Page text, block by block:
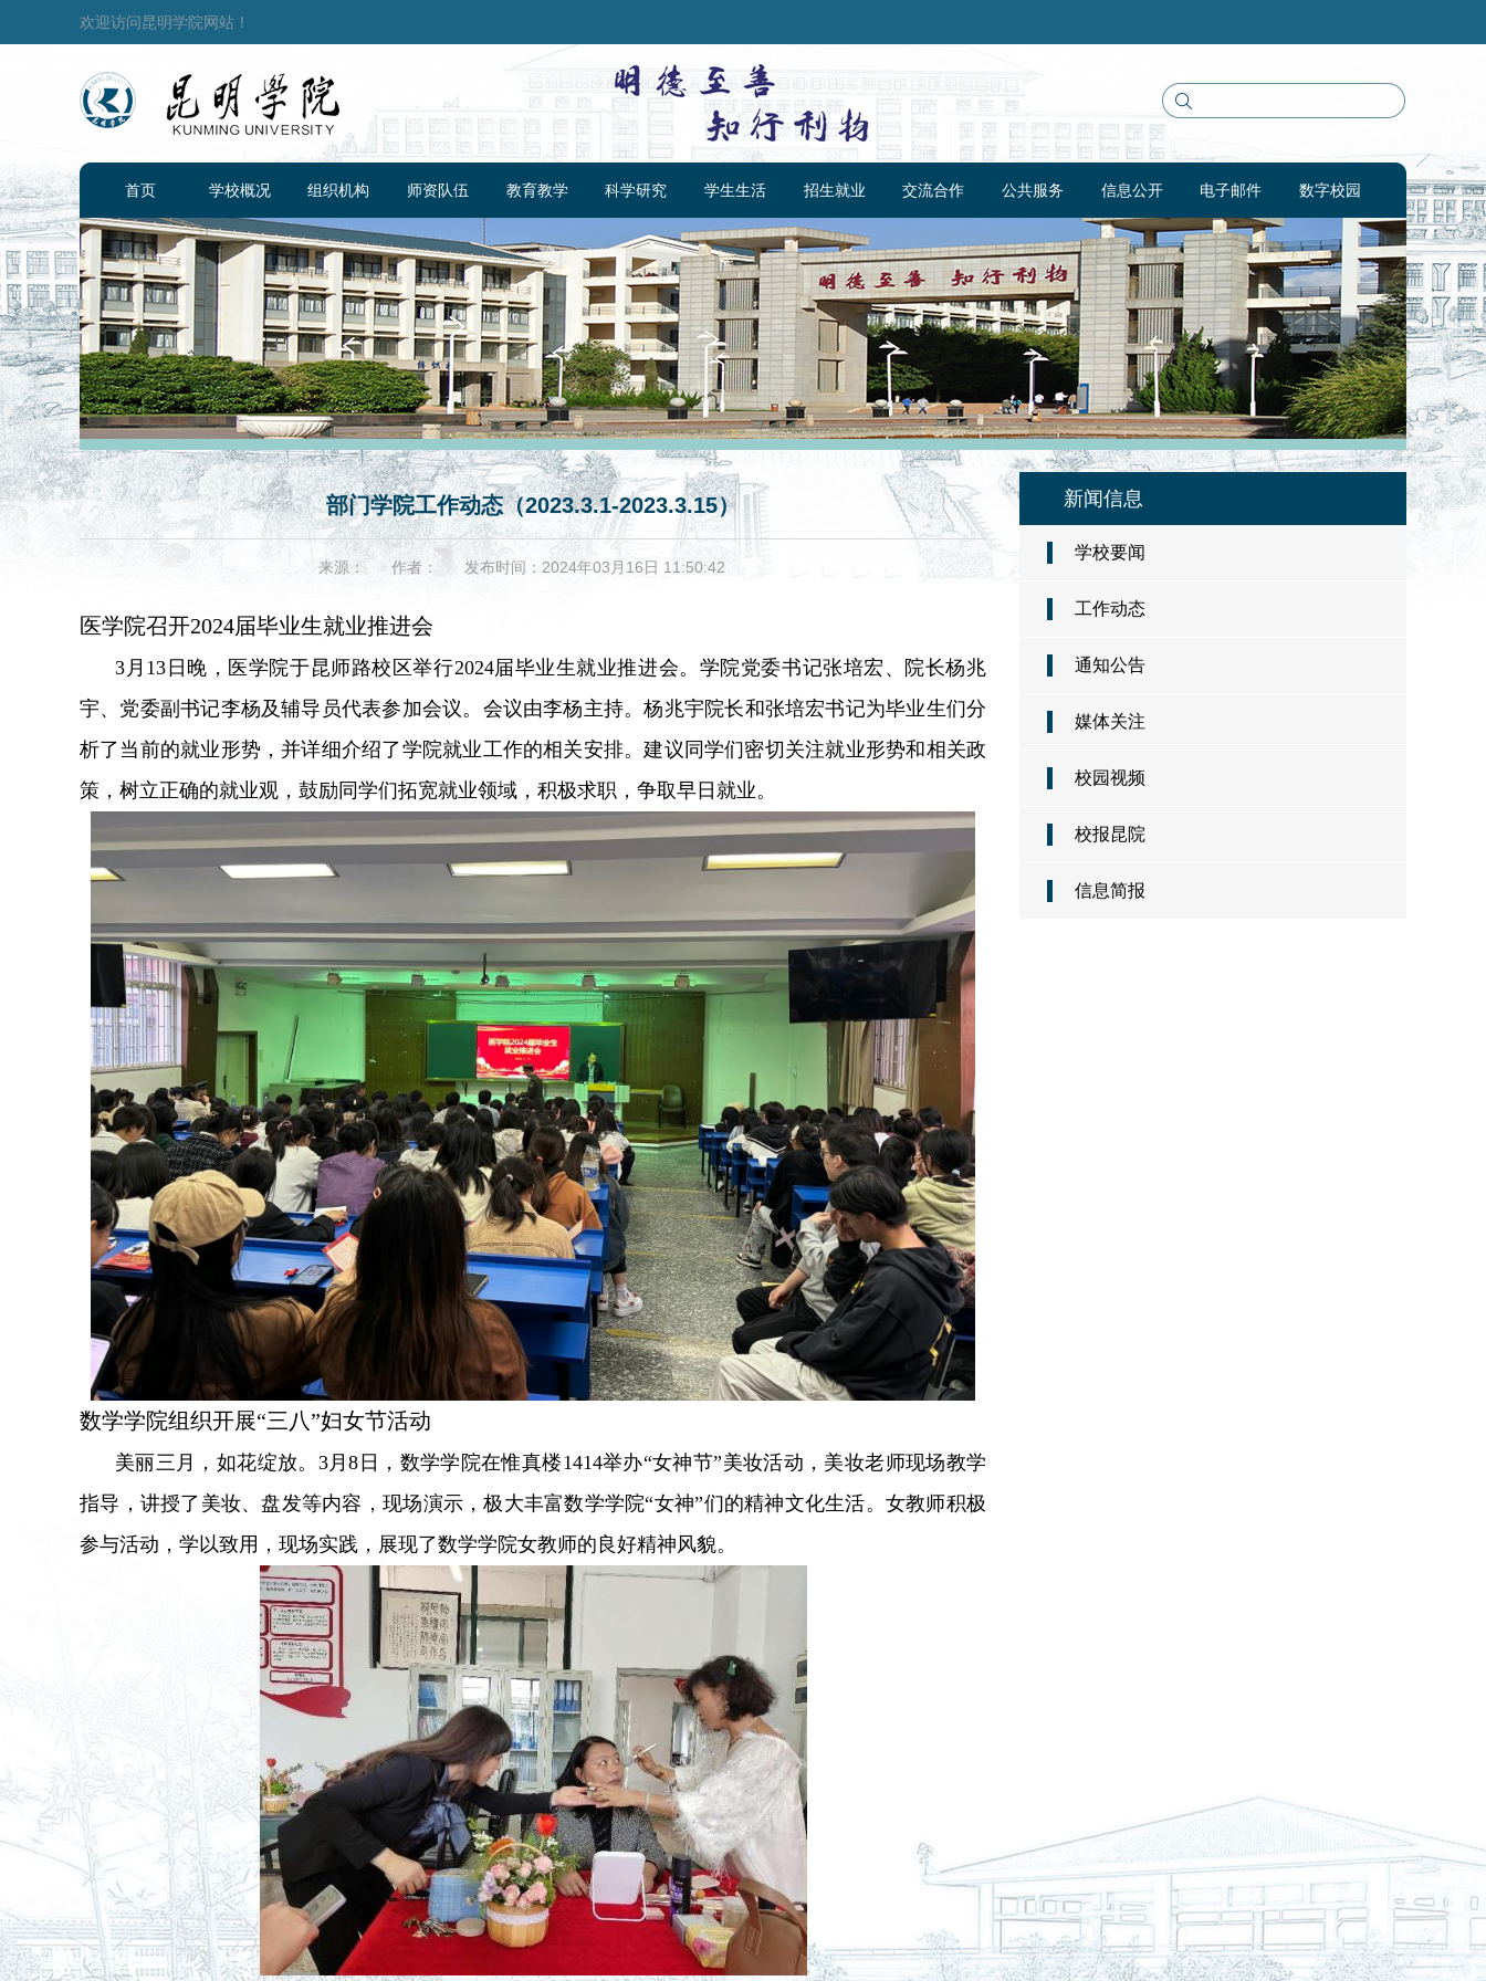
欢迎访问昆明学院网站！
首页 学校概况 组织机构 师资队伍 教育教学 科学研究 学生生活 招生就业 交流合作 公共服务 信息公开 电子邮件 数字校园
新闻信息
学校要闻
工作动态
通知公告
媒体关注
校园视频
校报昆院
信息简报
部门学院工作动态（2023.3.1-2023.3.15）
来源： 作者： 发布时间：2024年03月16日 11:50:42
医学院召开2024届毕业生就业推进会
3月13日晚，医学院于昆师路校区举行2024届毕业生就业推进会。学院党委书记张培宏、院长杨兆
宇、党委副书记李杨及辅导员代表参加会议。会议由李杨主持。杨兆宇院长和张培宏书记为毕业生们分
析了当前的就业形势，并详细介绍了学院就业工作的相关安排。建议同学们密切关注就业形势和相关政
策，树立正确的就业观，鼓励同学们拓宽就业领域，积极求职，争取早日就业。
数学学院组织开展“三八”妇女节活动
美丽三月，如花绽放。3月8日，数学学院在惟真楼1414举办“女神节”美妆活动，美妆老师现场教学
指导，讲授了美妆、盘发等内容，现场演示，极大丰富数学学院“女神”们的精神文化生活。女教师积极
参与活动，学以致用，现场实践，展现了数学学院女教师的良好精神风貌。